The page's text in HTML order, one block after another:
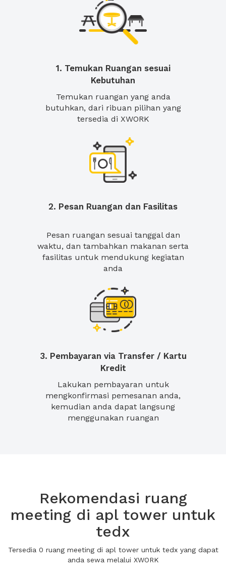
1. Temukan Ruangan sesuai
Kebutuhan
Temukan ruangan yang anda
butuhkan, dari ribuan pilihan yang
tersedia di XWORK
2. Pesan Ruangan dan Fasilitas
Pesan ruangan sesuai tanggal dan
waktu, dan tambahkan makanan serta
fasilitas untuk mendukung kegiatan
anda
3. Pembayaran via Transfer / Kartu
Kredit
Lakukan pembayaran untuk
mengkonfirmasi pemesanan anda,
kemudian anda dapat langsung
menggunakan ruangan
Rekomendasi ruang
meeting di apl tower untuk
tedx
Tersedia 0 ruang meeting di apl tower untuk tedx yang dapat
anda sewa melalui XWORK